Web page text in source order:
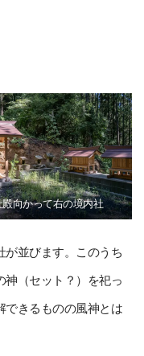
殿向かって右の境内社
が並びます。このうち
神（セット？）を祀っ
できるものの風神とは